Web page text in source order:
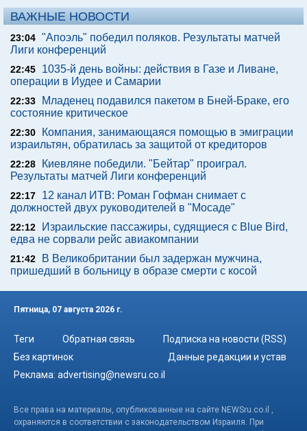
ВАЖНЫЕ НОВОСТИ
23:04 "Апоэль" победил поляков. Результаты матчей
Лиги конференций
22:45
1035-й день войны: действия в Газе и Ливане,
операции в Иудее и Самарии
22:33
Младенец подавился пакетом в Бней-Браке, его
состояние критическое
22:30
Компания, занимающаяся помощью в эмиграции
израильтян, обратилась за защитой от кредиторов
22:28
Киевляне победили. "Бейтар" проиграл.
Результаты матчей Лиги конференций
22:17
12 канал ИТВ: Роман Гофман снимает с
должностей двух руководителей в "Мосаде"
22:12
Израильские пассажиры, судящиеся с Blue Bird,
едва не сорвали рейс авиакомпании
21:42
В Великобритании был задержан мужчина,
пришедший в больницу в образе смерти с косой
Пятница, 07 августа 2026 г.
Теги Обратная связь
Подписка на новости (RSS)
Без картинок
Данные редакции и устав
Реклама: advertising@newsru.co.il
Все права на материалы, опубликованные на сайте NEWSru.co.il ,
охраняются в соответствии с законодательством Израиля. При